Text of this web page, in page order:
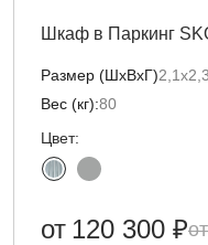
Шкаф в Паркинг
Размер (ШхВхГ)
Вес (кг):80
Цвет:
от 120 300 ₽